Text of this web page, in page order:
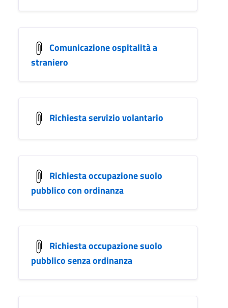
Comunicazione ospitalità a
straniero
Richiesta servizio volantario
Richiesta occupazione suolo
pubblico con ordinanza
Richiesta occupazione suolo
pubblico senza ordinanza